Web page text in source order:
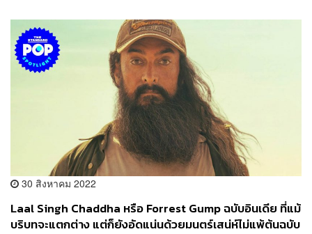
30 สิงหาคม 2022
Laal Singh Chaddha หรือ Forrest Gump ฉบับอินเดีย ที่แม้
บริบทจะแตกต่าง แต่ก็ยังอัดแน่นด้วยมนตร์เสน่ห์ไม่แพ้ต้นฉบับ